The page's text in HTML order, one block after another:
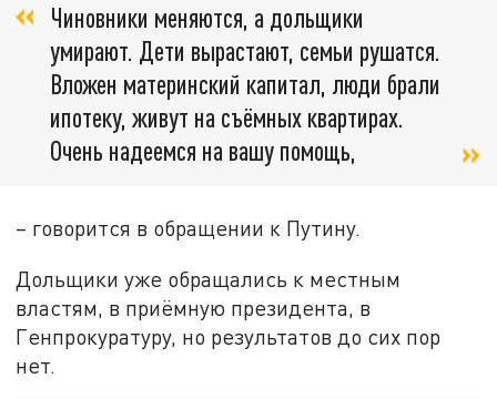
Чиновники меняются, а дольщики
умирают. Дети вырастают, семьи рушатся.
Вложен материнский капитал, люди брали
ипотеку, живут на съёмных квартирах.
Очень надеемся на вашу помощь,
– говорится в обращении к Путину.
Дольщики уже обращались к местным
властям, в приёмную президента, в
Генпрокуратуру, но результатов до сих пор
нет.